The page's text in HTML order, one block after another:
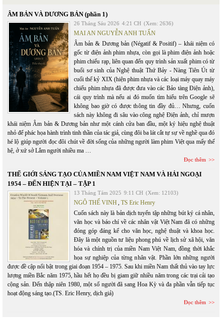
ÂM BẢN VÀ DƯƠNG BẢN (phần 1)
26 Tháng Sáu 2026 4:21 CH (Xem: 2636)
MAI AN NGUYỄN ANH TUẤN
Âm bản & Dương bản (Négatif & Positif) – khái niệm có
gốc từ điện ảnh phim nhựa, còn gọi là phim điện ảnh hoặc
phim chiếu rạp, liên quan đến quy trình sản xuất phim có từ
buổi sơ sinh của Nghệ thuật Thứ Bảy - Nàng Tiên Út từ
cuối thế kỷ XIX (hiện phim nhựa và các loại máy quay máy
chiếu phim nhựa đã được đưa vào các Bảo tàng Điện ảnh),
cái quy trình mà nếu ai đó muốn tìm hiểu trên Google sẽ
không bao giờ có được thông tin đầy đủ… Nhưng, cuốn
sách này không đi sâu vào công nghệ Điện ảnh, chỉ mượn
khái niệm Âm bản & Dương bản như một cánh cửa ban đầu, một ký hiệu nghệ thuật
nhỏ để phác họa hành trình tinh thần của tác giả, cùng đôi ba lát cắt tự sự về nghề qua đó
hé lộ giúp người đọc đôi chút về đời sống của những người làm phim Việt qua mấy thế
hệ, ở xứ sở Lắm người nhiều ma …
Đọc thêm
THẾ GIỚI SÁNG TẠO CỦA MIỀN NAM VIỆT NAM VÀ HẢI NGOẠI
1954 – ĐẾN HIỆN TẠI – TẬP 1
13 Tháng Tám 2025 9:11 CH (Xem: 12103)
NGÔ THẾ VINH, TS Eric Henry
Cuốn sách này là bản dịch tuyển tập những bút ký cá nhân,
văn học và báo chí về các nhân vật Việt Nam đã có những
đóng góp đáng kể cho văn học, nghệ thuật và khoa học.
Đây là một nguồn tư liệu phong phú về lịch sử xã hội, văn
hóa và chính trị của miền Nam Việt Nam, đồng thời khắc
họa sự nghiệp của từng nhân vật. Phần lớn những người
được đề cập nổi bật trong giai đoạn 1954 – 1975. Sau khi miền Nam thất thủ vào tay lực
lượng miền Bắc năm 1975, hầu hết họ đều bị giam giữ nhiều năm trong các trại cải tạo
cộng sản. Đến thập niên 1980, một số người đã sang Hoa Kỳ và đa phần vẫn tiếp tục
hoạt động sáng tạo.(TS. Eric Henry, dịch giả)
Đọc thêm